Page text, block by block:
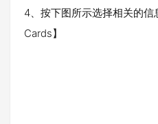
4、按下图所示选择相关的
Cards】